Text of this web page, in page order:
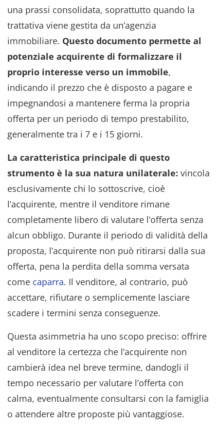
una prassi consolidata, soprattutto quando la
trattativa viene gestita da un’agenzia
immobiliare. Questo documento permette al
potenziale acquirente di formalizzare il
proprio interesse verso un immobile,
indicando il prezzo che è disposto a pagare e
impegnandosi a mantenere ferma la propria
offerta per un periodo di tempo prestabilito,
generalmente tra i 7 e i 15 giorni.
La caratteristica principale di questo
strumento è la sua natura unilaterale: vincola
esclusivamente chi lo sottoscrive, cioè
l’acquirente, mentre il venditore rimane
completamente libero di valutare l’offerta senza
alcun obbligo. Durante il periodo di validità della
proposta, l’acquirente non può ritirarsi dalla sua
offerta, pena la perdita della somma versata
come caparra. Il venditore, al contrario, può
accettare, rifiutare o semplicemente lasciare
scadere i termini senza conseguenze.
Questa asimmetria ha uno scopo preciso: offrire
al venditore la certezza che l’acquirente non
cambierà idea nel breve termine, dandogli il
tempo necessario per valutare l’offerta con
calma, eventualmente consultarsi con la famiglia
o attendere altre proposte più vantaggiose.